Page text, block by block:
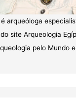
arqueóloga
site Arqueologia
pelo Mundo